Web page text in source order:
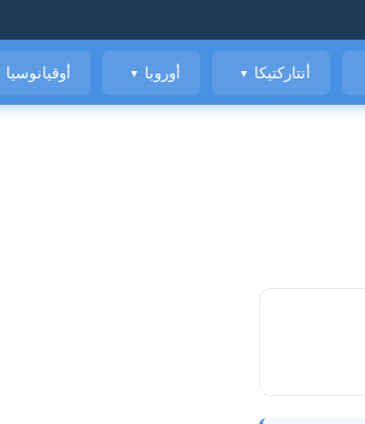
أنتاركتيكا ▼ أوروبا ▼ أوقيانوسيا